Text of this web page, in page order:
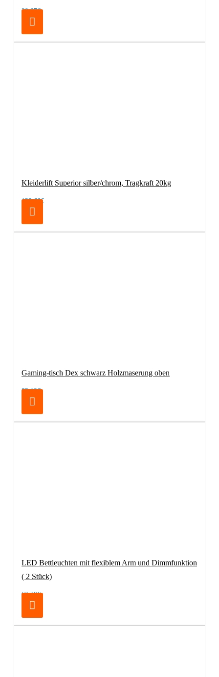
29,37€
Kleiderlift Superior silber/chrom, Tragkraft 20kg
138,66€
Gaming-tisch Dex schwarz Holzmaserung oben
83,19€
LED Bettleuchten mit flexiblem Arm und Dimmfunktion
( 2 Stück)
66,39€